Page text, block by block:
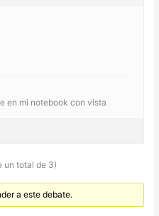
en mi notebook con vista
un total de 3)
a este debate.